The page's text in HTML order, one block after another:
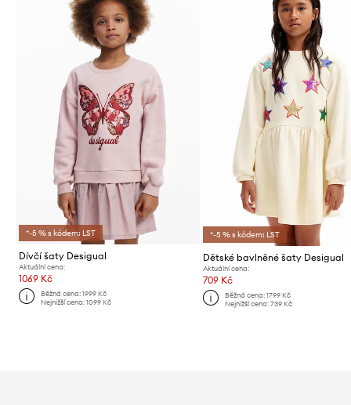
*-5 % s kódem: LST
Dívčí šaty Desigual
Aktuální cena:
1069 Kč
Běžná cena:1999 Kč
Nejnižší cena:1099 Kč
*-5 % s kódem: LST
Dětské bavlněné šaty Desigual
Aktuální cena:
709 Kč
Běžná cena: 1799 Kč
Nejnižší cena: 739 Kč